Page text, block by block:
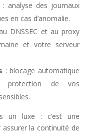
: analyse des journaux
en cas d’anomalie.
DNSSEC et au proxy
et votre serveur
: blocage automatique
protection de vos
un luxe : c’est une
assurer la continuité de